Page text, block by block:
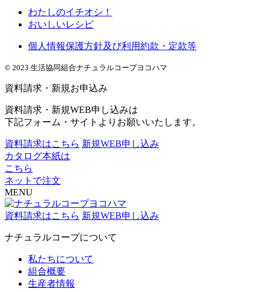
わたしのイチオシ！
おいしいレシピ
個人情報保護方針及び利用約款・定款等
© 2023 生活協同組合ナチュラルコープヨコハマ
資料請求・新規お申込み
資料請求・新規WEB申し込みは
下記フォーム・サイトよりお願いいたします。
資料請求はこちら 新規WEB申し込み
カタログ本紙は
こちら
ネットで注文
MENU
資料請求はこちら 新規WEB申し込み
ナチュラルコープについて
私たちについて
組合概要
生産者情報